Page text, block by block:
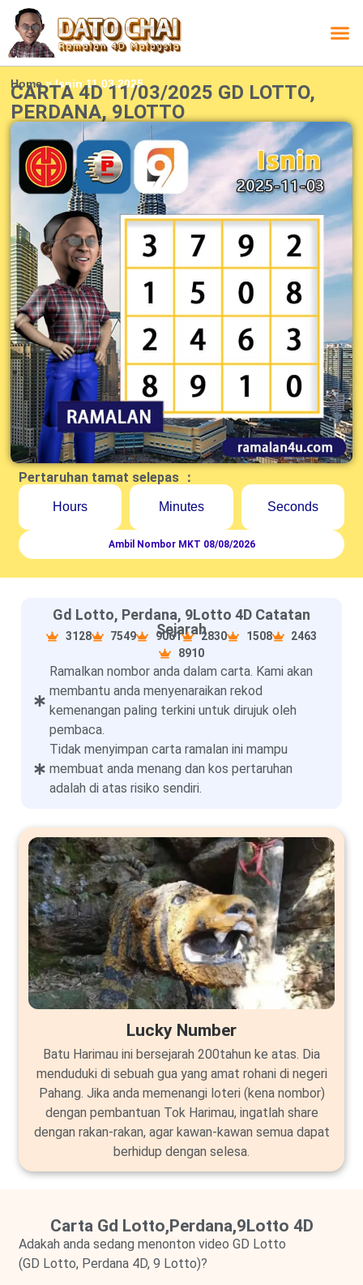
Home»Isnin 11.03.2025
CARTA 4D 11/03/2025 GD LOTTO,
PERDANA, 9LOTTO
Pertaruhan tamat selepas ：
Hours Minutes Seconds
Ambil Nombor MKT 08/08/2026
Gd Lotto, Perdana, 9Lotto 4D Catatan
Sejarah
3128 7549 9061 2830 1508
2463
8910
Ramalkan nombor anda dalam carta. Kami akan
membantu anda menyenaraikan rekod
kemenangan paling terkini untuk dirujuk oleh
pembaca.
Tidak menyimpan carta ramalan ini mampu
membuat anda menang dan kos pertaruhan
adalah di atas risiko sendiri.
Lucky Number
Batu Harimau ini bersejarah 200tahun ke atas. Dia
menduduki di sebuah gua yang amat rohani di negeri
Pahang. Jika anda memenangi loteri (kena nombor)
dengan pembantuan Tok Harimau, ingatlah share
dengan rakan-rakan, agar kawan-kawan semua dapat
berhidup dengan selesa.
Carta Gd Lotto,Perdana,9Lotto 4D
Adakah anda sedang menonton video GD Lotto
(GD Lotto, Perdana 4D, 9 Lotto)?